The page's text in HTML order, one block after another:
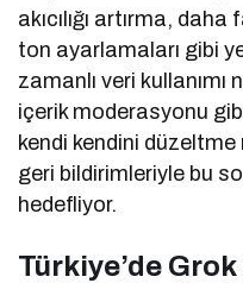
akıcılığı artırma,
ton ayarlamaları gibi
zamanlı veri kullanımı
içerik moderasyonu
kendi kendini düzeltme
geri bildirimleriyle bu
hedefliyor.
Türkiye’de Grok